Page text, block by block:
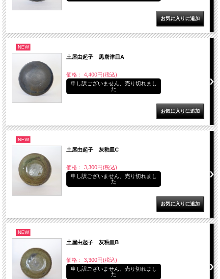
NEW
土屋由起子 黒唐津皿A
価格： 4,400円(税込)
申し訳ございません、売り切れまし
た
NEW
土屋由起子 灰釉皿C
価格： 3,300円(税込)
申し訳ございません、売り切れまし
た
NEW
土屋由起子 灰釉皿B
価格： 3,300円(税込)
申し訳ございません、売り切れまし
た